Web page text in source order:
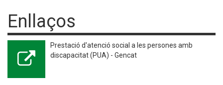
Enllaços
Prestació d'atenció social a les persones amb
discapacitat (PUA) - Gencat